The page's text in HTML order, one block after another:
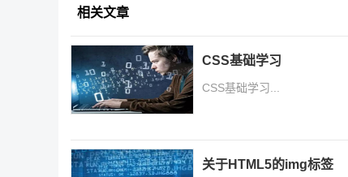
相关文章
CSS基础学习
CSS基础学习...
关于HTML5的img标签